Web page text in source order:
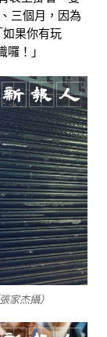
三個月，因為
如果你有玩
！」
家杰攝）